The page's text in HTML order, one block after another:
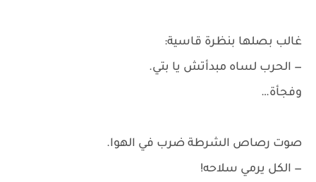
غالب بصلها بنظرة قاسية:
— الحرب لساه مبدأتش يا بتي.
وفجأة…
صوت رصاص الشرطة ضرب في الهوا.
— الكل يرمي سلاحه!